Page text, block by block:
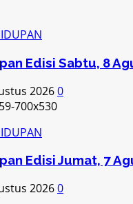
Edisi Sabtu, 8
20260
Edisi Jumat, 7
20260